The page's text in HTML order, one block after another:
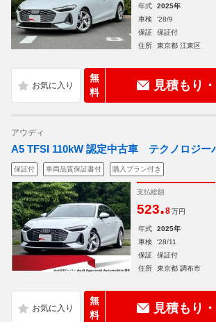
年式 2025年
車検
'28/9
保証
保証付
住所
東京都 江東区
無
料
見積もり
アウディ
A5 TFSI 110kW 認定中古車 テクノロジー
保証付 車両品質保証書付 購入プラン付き
支払総額
523.8 万円
年式 2025年
車検
'28/11
保証
保証付
住所
東京都 調布市
無
料
見積もり